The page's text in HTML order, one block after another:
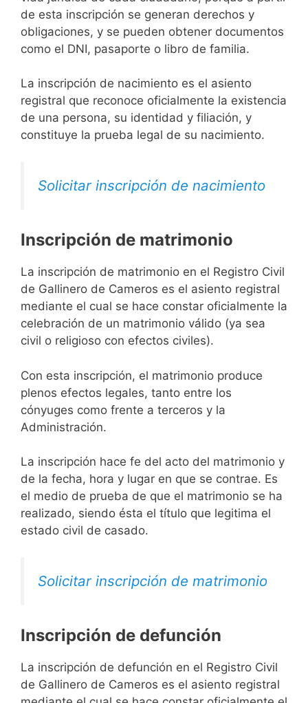
de esta inscripción se generan derechos y
obligaciones, y se pueden obtener documentos
como el DNI, pasaporte o libro de familia.
La inscripción de nacimiento es el asiento
registral que reconoce oficialmente la existencia
de una persona, su identidad y filiación, y
constituye la prueba legal de su nacimiento.
Solicitar inscripción de nacimiento
Inscripción de matrimonio
La inscripción de matrimonio en el Registro Civil
de Gallinero de Cameros es el asiento registral
mediante el cual se hace constar oficialmente la
celebración de un matrimonio válido (ya sea
civil o religioso con efectos civiles).
Con esta inscripción, el matrimonio produce
plenos efectos legales, tanto entre los
cónyuges como frente a terceros y la
Administración.
La inscripción hace fe del acto del matrimonio y
de la fecha, hora y lugar en que se contrae. Es
el medio de prueba de que el matrimonio se ha
realizado, siendo ésta el título que legitima el
estado civil de casado.
Solicitar inscripción de matrimonio
Inscripción de defunción
La inscripción de defunción en el Registro Civil
de Gallinero de Cameros es el asiento registral